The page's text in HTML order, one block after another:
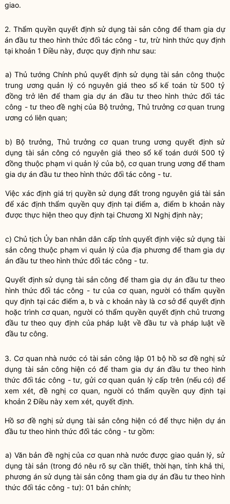
giao.
2. Thẩm quyềnquyết định sử dụngtài sản công để tham gia dự
án đầu tư theo hình thức đối tác công - tư, trừ hình thức quy định
tại khoản 1 Điều này, được quy định như sau:
a) Thủ tướng Chính phủ quyết định sử dụng tài sản công thuộc
trung ương quản lý có nguyên giá theo sổ kế toán từ 500 tỷ
đồng trở lên để tham gia dự án đầu tư theo hình thức đối tác
công - tư theo đề nghị của Bộ trưởng, Thủ trưởng cơ quan trung
ương có liên quan;
b) Bộ trưởng, Thủ trưởng cơ quan trung ương quyết định sử
dụngtài sản công có nguyên giá theo sổ kế toán dưới 500 tỷ
đồng thuộc phạm vi quản lý của bộ, cơ quan trung ương để tham
gia dự án đầu tư theo hình thức đối tác công - tư.
Việc xác định giá trị quyền sử dụng đất trong nguyên giá tài sản
để xác định thẩm quyền quy định tại điểm a, điểm b khoản này
được thực hiện theo quy định tại Chương XI Nghị định này;
c) Chủ tịch Ủy ban nhân dân cấp tỉnh quyết định việc sử dụngtài
sản công thuộc phạm vi quản lý của địa phương để tham gia dự
án đầu tư theo hình thức đối tác công - tư.
Quyết định sử dụng tài sản công để tham gia dự án đầu tư theo
hình thức đối tác công - tư của cơ quan, người có thẩm quyền
quy định tại các điểm a, b và c khoản này là cơ sở để quyết định
hoặc trình cơ quan, người có thẩm quyềnquyết định chủ trương
đầu tư theo quy định của pháp luật về đầu tư và pháp luật về
đầu tư công.
3. Cơ quan nhà nước có tài sản công lập 01 bộ hồ sơ đề nghị sử
dụng tài sản công hiện có để tham gia dự án đầu tư theo hình
thức đối tác công - tư, gửi cơ quan quản lý cấp trên (nếu có) để
xem xét, đề nghị cơ quan, người có thẩmquyền quy định tại
khoản 2 Điều này xem xét, quyết định.
Hồ sơ đề nghị sử dụng tài sản công hiện có để thực hiện dự án
đầu tư theo hình thức đối tác công - tư gồm:
a) Văn bản đề nghị của cơ quan nhà nước được giao quản lý, sử
dụng tài sản (trong đó nêu rõ sự cần thiết, thời hạn, tính khả thi,
phương án sử dụngtài sản công tham gia dự án đầu tư theo hình
thức đối tác công - tư): 01 bản chính;